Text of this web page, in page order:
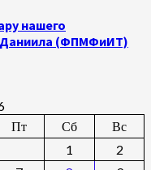
нашего
Даниила (ФПМФиИТ)
Пт Сб
Вс
1
2